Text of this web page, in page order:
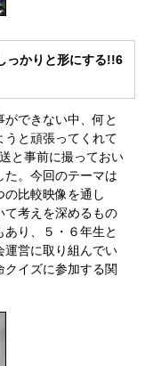
っかりと形にする!!6
できない中、何と
と頑張ってくれて
と事前に撮っておい
た。今回のテーマは
比較映像を通し
て考えを深めるもの
り、５・６年生と
運営に取り組んでい
クイズに参加する関